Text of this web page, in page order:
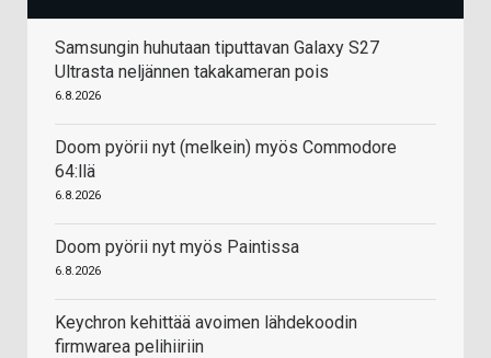
Samsungin huhutaan tiputtavan Galaxy S27
Ultrasta neljännen takakameran pois
6.8.2026
Doom pyörii nyt (melkein) myös Commodore
64:llä
6.8.2026
Doom pyörii nyt myös Paintissa
6.8.2026
Keychron kehittää avoimen lähdekoodin
firmwarea pelihiiriin